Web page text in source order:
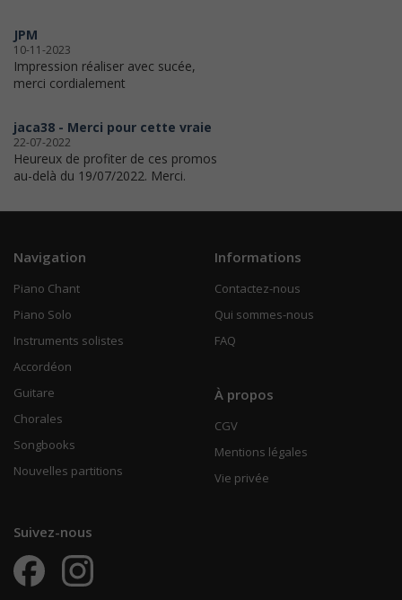
JPM
10-11-2023
Impression réaliser avec sucée,
merci cordialement
jaca38 - Merci pour cette vraie
22-07-2022
Heureux de profiter de ces promos
au-delà du 19/07/2022. Merci.
Navigation
Piano Chant
Piano Solo
Instruments solistes
Accordéon
Guitare
Chorales
Songbooks
Nouvelles partitions
Informations
Contactez-nous
Qui sommes-nous
FAQ
À propos
CGV
Mentions légales
Vie privée
Suivez-nous